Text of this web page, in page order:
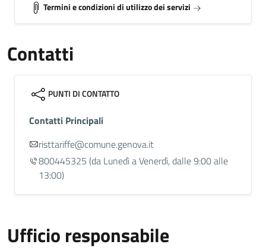
Termini e condizioni di utilizzo dei servizi
Contatti
PUNTI DI CONTATTO
Contatti Principali
risttariffe@comune.genova.it
800445325 (da Lunedì a Venerdì, dalle 9:00 alle
13:00)
Ufficio responsabile